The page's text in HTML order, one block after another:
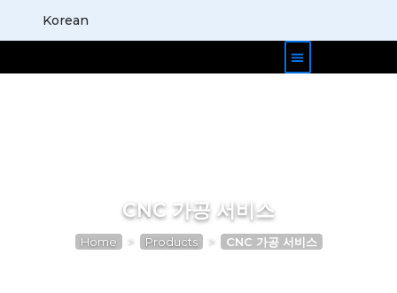
Korean
CNC 가공 서비스
Home > Products > CNC 가공 서비스